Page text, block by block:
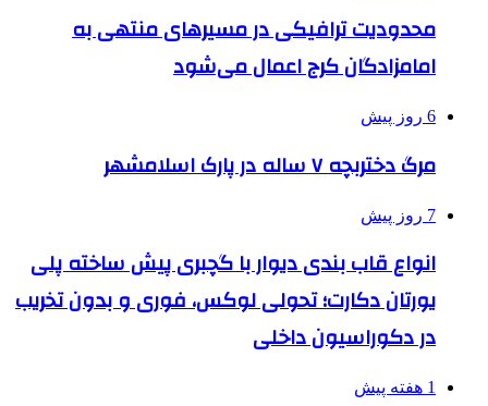
محدودیت ترافیکی در مسیرهای منتهی به
امامزادگان کرج اعمال می‌شود
6 روز پیش
مرگ دختربچه ۷ ساله در پارک اسلامشهر
7 روز پیش
انواع قاب بندی دیوار با گچبری پیش ساخته پلی
یورتان دکارت؛ تحولی لوکس، فوری و بدون تخریب
در دکوراسیون داخلی
1 هفته پیش